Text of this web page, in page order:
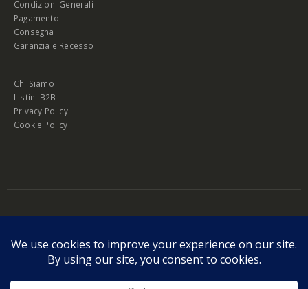
Condizioni Generali
Pagamento
Consegna
Garanzia e Recesso
Chi Siamo
Listini B2B
Privacy Policy
Cookie Policy
© Copyright 2026 Melopero S.r.l. | Headquarter: Viale Manzoni, 26 - 00185
P.IVA 13420451000Privacy Policy|Cookie Policy